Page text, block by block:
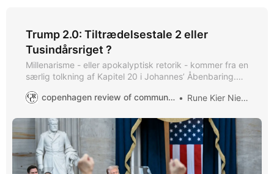
Trump 2.0: Tiltrædelsestale 2 eller
Tusindårsriget ?
Millenarisme - eller apokalyptisk retorik - kommer fra en
særlig tolkning af Kapitel 20 i Johannes’ Åbenbaring.
kommer tilbage, Gud ender alle trængsler.
copenhagen review of communication Rune Kier Nielsen